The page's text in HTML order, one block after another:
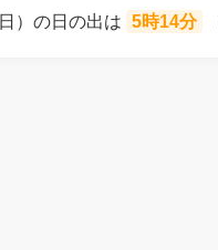
）の日の出は 5時14分